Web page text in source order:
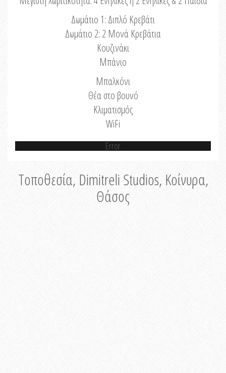
Δωμάτιο 1: Διπλό Κρεβάτι
Δωμάτιο 2: 2 Μονά Κρεβάτια
Κουζινάκι
Μπάνιο
Μπαλκόνι
Θέα στο βουνό
Κλιματισμός
WiFi
Error
Τοποθεσία, Dimitreli Studios, Κοίνυρα,
Θάσος